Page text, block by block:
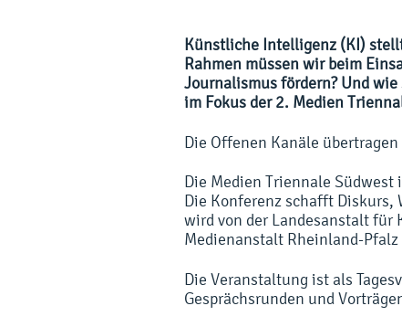
Künstliche Intelligenz (KI)
Rahmen müssen wir beim
Journalismus fördern? Und
im Fokus der 2. Medien
Die Offenen Kanäle
Die Medien Triennale
Die Konferenz schafft
wird von der Landesanstalt für
Medienanstalt Rheinland-
Die Veranstaltung ist als
Gesprächsrunden und